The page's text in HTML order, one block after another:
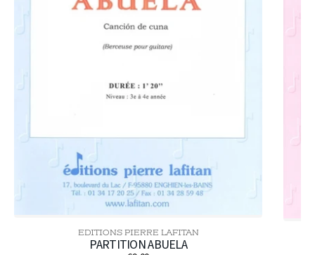
Distributeur :
EDITIONS PIERRE LAFITAN
PARTITION ABUELA